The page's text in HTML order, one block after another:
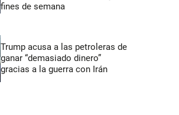
fines de semana
Trump acusa a las petroleras de
ganar “demasiado dinero”
gracias a la guerra con Irán